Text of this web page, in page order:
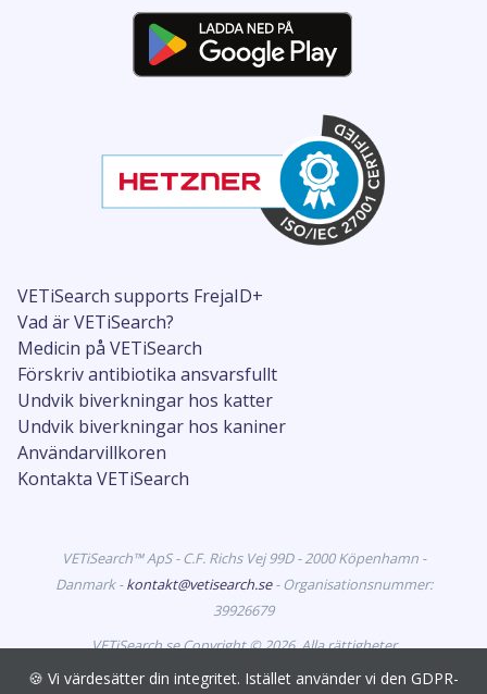
VETiSearch supports FrejaID+
Vad är VETiSearch?
Medicin på VETiSearch
Förskriv antibiotika ansvarsfullt
Undvik biverkningar hos katter
Undvik biverkningar hos kaniner
Användarvillkoren
Kontakta VETiSearch
VETiSearch™ ApS - C.F. Richs Vej 99D - 2000 Köpenhamn -
Danmark -kontakt@vetisearch.se- Organisationsnummer:
39926679
VETiSearch.se Copyright © 2026. Alla rättigheter
förbehållna. VETiSearch innehåller information om
🍪 Vi värdesätter din integritet. Istället använder vi den GDPR-